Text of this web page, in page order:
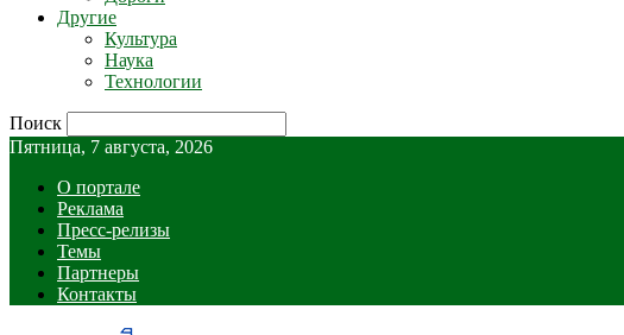
Другие
Культура
Наука
Технологии
Поиск
Пятница, 7 августа, 2026
О портале
Реклама
Пресс-релизы
Темы
Партнеры
Контакты